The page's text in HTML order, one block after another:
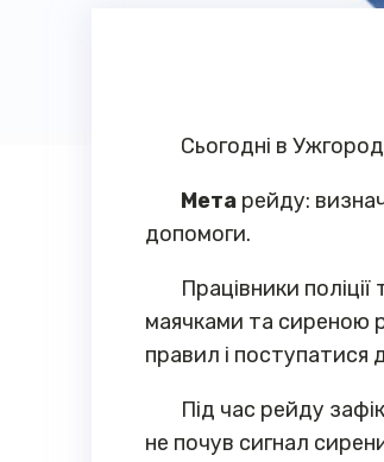
Сьогодні в
Мета рейду:
допомоги.
Працівники
маячками та сиреною
правил і поступатися
Під час рейду
не почув сигнал